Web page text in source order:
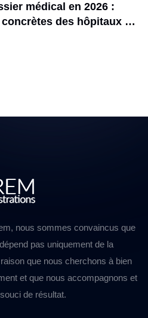
médical en 2026 :
des hôpitaux et
nous sommes convaincus que
pas uniquement de la
que nous cherchons à bien
et que nous accompagnons et
de résultat.